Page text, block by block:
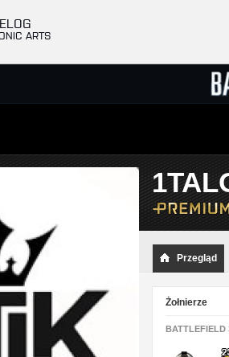
ARTS
SERWERÓW
Przegląd
Żołnierze
BATTLEFIELD